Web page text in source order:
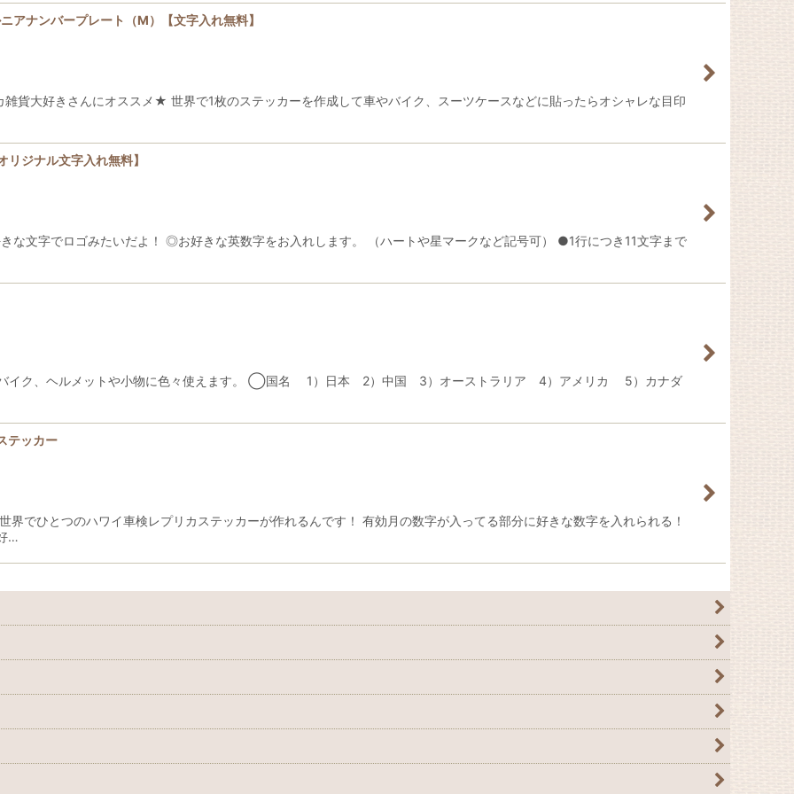
アナンバープレート（M）【文字入れ無料】
貨大好きさんにオススメ★ 世界で1枚のステッカーを作成して車やバイク、スーツケースなどに貼ったらオシャレな目印
ジナル文字入れ無料】
文字でロゴみたいだよ！ ◎お好きな英数字をお入れします。 （ハートや星マークなど記号可） ●1行につき11文字まで
バイク、ヘルメットや小物に色々使えます。 ◯国名 1）日本 2）中国 3）オーストラリア 4）アメリカ 5）カナダ
テッカー
界でひとつのハワイ車検レプリカステッカーが作れるんです！ 有効月の数字が入ってる部分に好きな数字を入れられる！
…